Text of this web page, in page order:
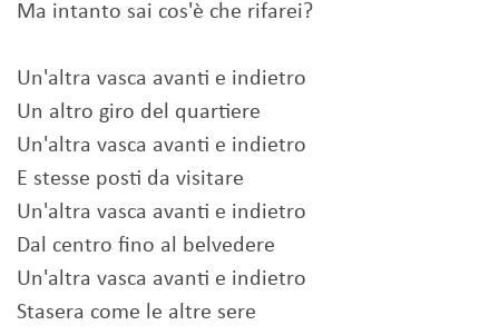
Ma intanto sai cos'è che rifarei?
Un'altra vasca avanti e indietro
Un altro giro del quartiere
Un'altra vasca avanti e indietro
E stesse posti da visitare
Un'altra vasca avanti e indietro
Dal centro fino al belvedere
Un'altra vasca avanti e indietro
Stasera come le altre sere